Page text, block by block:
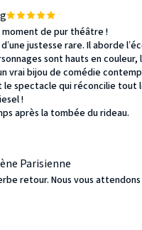
moment de pur théâtre !
justesse rare. Il aborde
sont hauts en
vrai bijou de comédie
le spectacle qui réconcilie
!
après la tombée du rideau.
Parisienne
retour. Nous vous